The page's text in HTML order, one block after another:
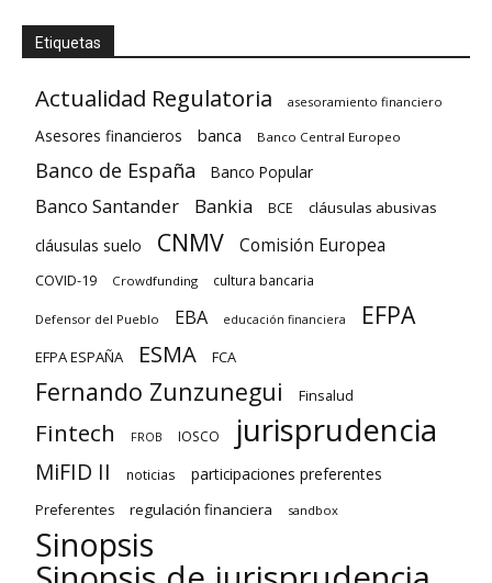
Etiquetas
Actualidad Regulatoria asesoramiento financiero
Asesores financieros banca Banco Central Europeo
Banco de España Banco Popular
Banco Santander Bankia BCE cláusulas abusivas
cláusulas suelo CNMV Comisión Europea
COVID-19 Crowdfunding cultura bancaria
Defensor del Pueblo EBA educación financiera EFPA
EFPA ESPAÑA ESMA FCA
Fernando Zunzunegui Finsalud
Fintech FROB IOSCO jurisprudencia
MiFID II noticias participaciones preferentes
Preferentes regulación financiera sandbox
Sinopsis